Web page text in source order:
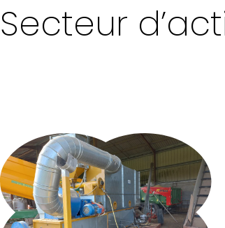
Secteur